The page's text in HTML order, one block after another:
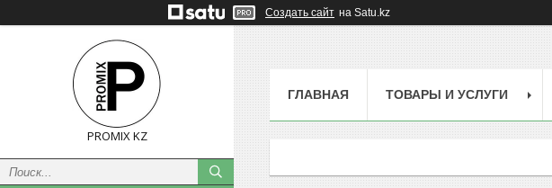
Создать сайт на Satu.kz
PROMIX KZ
ГЛАВНАЯ ТОВАРЫ И УСЛУГИ